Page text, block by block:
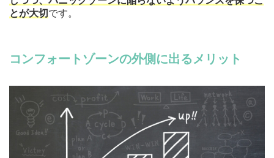
とが大切 です。
コンフォートゾーンの外側に出るメリット